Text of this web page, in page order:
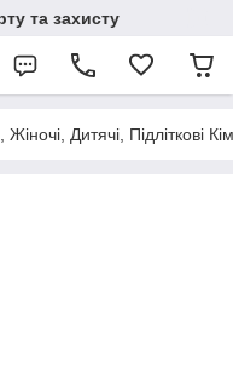
та захисту
Жіночі, Дитячі, Підліткові